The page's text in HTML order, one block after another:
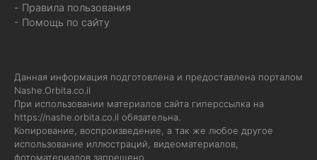
- Правила пользования
- Помощь по сайту
Данная информация подготовлена и предоставлена порталом
Nashe.Orbita.co.il
При использовании материалов сайта гиперссылка на
https://nashe.orbita.co.il обязательна.
Копирование, воспроизведение, а так же любое другое
использование иллюстраций, видеоматериалов,
фотоматериалов запрещено.